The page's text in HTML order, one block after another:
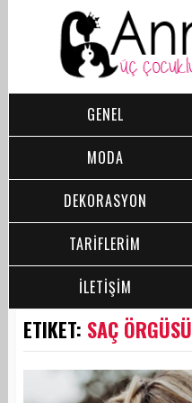
GENEL
MODA
DEKORASYON
TARİFLERİM
İLETİŞİM
ETIKET: SAÇ ÖRGÜSÜ